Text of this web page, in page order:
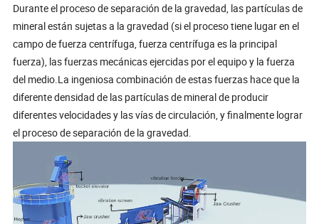
Durante el proceso de separación de la gravedad, las partículas de
mineral están sujetas a la gravedad (si el proceso tiene lugar en el
campo de fuerza centrífuga, fuerza centrífuga es la principal
fuerza), las fuerzas mecánicas ejercidas por el equipo y la fuerza
del medio.La ingeniosa combinación de estas fuerzas hace que la
diferente densidad de las partículas de mineral de producir
diferentes velocidades y las vías de circulación, y finalmente lograr
el proceso de separación de la gravedad.